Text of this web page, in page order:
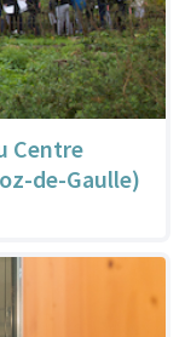
Centre
de-Gaulle)